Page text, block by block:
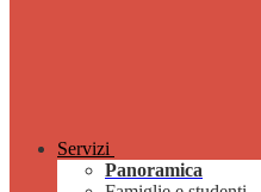
Servizi
Panoramica